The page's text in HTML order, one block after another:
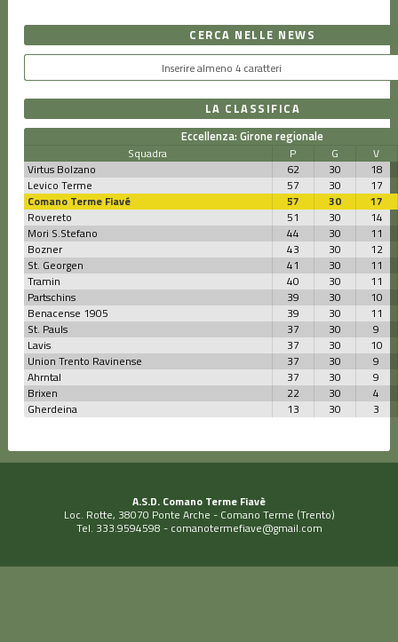
CERCA NELLE NEWS
LA CLASSIFICA
Eccellenza: Girone regionale
Squadra P G
V
Virtus Bolzano
62 30
18
Levico Terme
57 30
17
Comano Terme Fiavé
57 30
17
Rovereto
51 30
14
Mori S.Stefano
44 30
11
Bozner
43 30
12
St. Georgen
41 30
11
Tramin
40 30
11
Partschins
39 30
10
Benacense 1905
39 30
11
St. Pauls
37 30
9
Lavis
37 30
10
Union Trento Ravinense
37 30
9
Ahrntal
37 30
9
Brixen
22 30
4
Gherdeina
13 30 3
A.S.D. Comano Terme Fiavè
Loc. Rotte, 38070 Ponte Arche - Comano Terme (Trento)
Tel. 333.9594598 - comanotermefiave@gmail.com